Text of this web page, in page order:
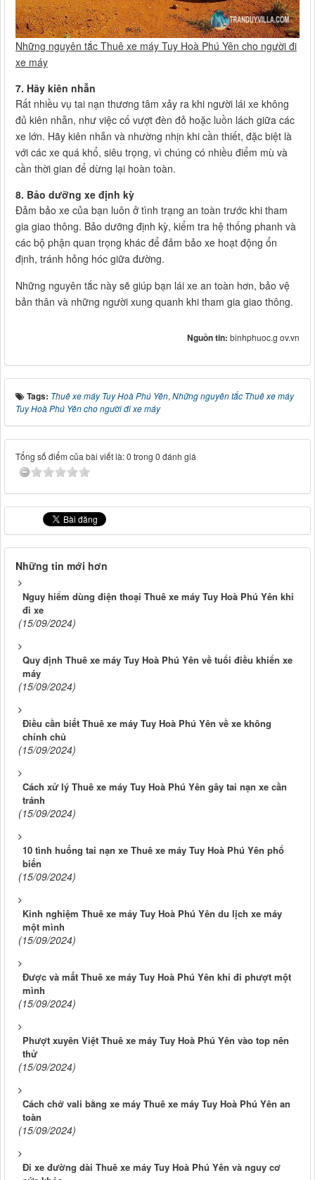
Những nguyên tắc Thuê xe máy Tuy Hoà Phú Yên cho người đi
xe máy
7. Hãy kiên nhẫn
Rất nhiều vụ tai nạn thương tâm xảy ra khi người lái xe không
đủ kiên nhẫn, như việc cố vượt đèn đỏ hoặc luồn lách giữa các
xe lớn. Hãy kiên nhẫn và nhường nhịn khi cần thiết, đặc biệt là
với các xe quá khổ, siêu trọng, vì chúng có nhiều điểm mù và
cần thời gian để dừng lại hoàn toàn.
8. Bảo dưỡng xe định kỳ
Đảm bảo xe của bạn luôn ở tình trạng an toàn trước khi tham
gia giao thông. Bảo dưỡng định kỳ, kiểm tra hệ thống phanh và
các bộ phận quan trọng khác để đảm bảo xe hoạt động ổn
định, tránh hỏng hóc giữa đường.
Những nguyên tắc này sẽ giúp bạn lái xe an toàn hơn, bảo vệ
bản thân và những người xung quanh khi tham gia giao thông.
Nguồn tin: binhphuoc.g ov.vn
Tags: Thuê xe máy Tuy Hoà Phú Yên, Những nguyên tắc Thuê xe máy
Tuy Hoà Phú Yên cho người đi xe máy
Tổng số điểm của bài viết là: 0 trong 0 đánh giá
Những tin mới hơn
Nguy hiểm dùng điện thoại Thuê xe máy Tuy Hoà Phú Yên khi
đi xe
(15/09/2024)
Quy định Thuê xe máy Tuy Hoà Phú Yên về tuổi điều khiển xe
máy
(15/09/2024)
Điều cần biết Thuê xe máy Tuy Hoà Phú Yên về xe không
chính chủ
(15/09/2024)
Cách xử lý Thuê xe máy Tuy Hoà Phú Yên gây tai nạn xe cần
tránh
(15/09/2024)
10 tình huống tai nạn xe Thuê xe máy Tuy Hoà Phú Yên phổ
biến
(15/09/2024)
Kinh nghiệm Thuê xe máy Tuy Hoà Phú Yên du lịch xe máy
một mình
(15/09/2024)
Được và mất Thuê xe máy Tuy Hoà Phú Yên khi đi phượt một
mình
(15/09/2024)
Phượt xuyên Việt Thuê xe máy Tuy Hoà Phú Yên vào top nên
thử
(15/09/2024)
Cách chở vali bằng xe máy Thuê xe máy Tuy Hoà Phú Yên an
toàn
(15/09/2024)
Đi xe đường dài Thuê xe máy Tuy Hoà Phú Yên và nguy cơ